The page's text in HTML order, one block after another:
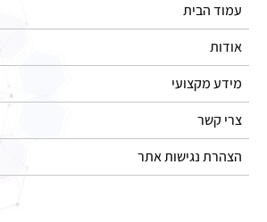
עמוד הבית
אודות
מידע מקצועי
צרי קשר
הצהרת נגישות אתר